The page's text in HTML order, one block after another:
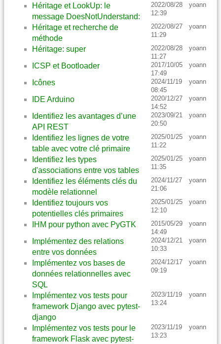
Héritage et LookUp: le
message DoesNotUnderstand:
2022/08/28
12:39
yoann
Héritage et recherche de
méthode
2022/08/27
11:29
yoann
Héritage: super
2022/08/28
11:27
yoann
ICSP et Bootloader
2017/10/05
17:49
yoann
Icônes
2024/11/19
08:45
yoann
IDE Arduino
2020/12/27
14:52
yoann
Identifiez les avantages d’une
API REST
2023/09/21
20:50
yoann
Identifiez les lignes de votre
table avec votre clé primaire
2025/01/25
11:22
yoann
Identifiez les types
d'associations entre vos tables
2025/01/25
11:35
yoann
Identifiez les éléments clés du
modèle relationnel
2024/11/27
21:06
yoann
Identifiez toujours vos
potentielles clés primaires
2025/01/25
12:10
yoann
IHM pour python avec PyGTK
2015/05/29
14:49
yoann
Implémentez des relations
entre vos données
2024/12/21
10:33
yoann
Implémentez vos bases de
données relationnelles avec
SQL
2024/12/17
09:19
yoann
Implémentez vos tests pour
framework Django avec pytest-
django
2023/11/19
13:24
yoann
Implémentez vos tests pour le
framework Flask avec pytest-
2023/11/19
13:23
yoann